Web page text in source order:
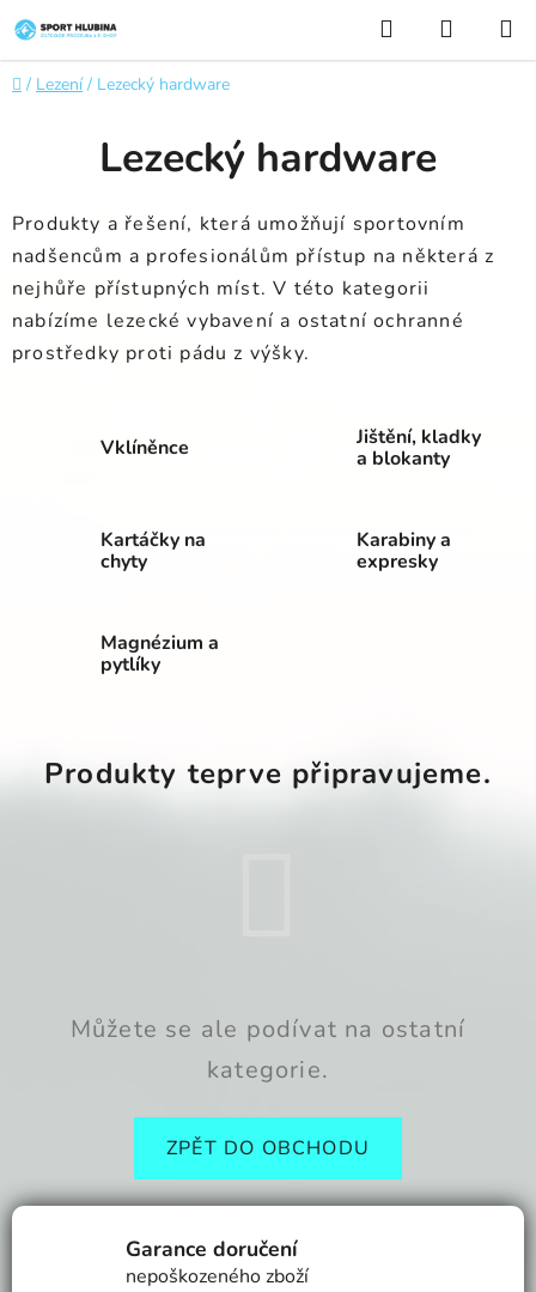
na
obsah
Hledat
KOŠÍK
Domů
/ Lezení / Lezecký hardware
Lezecký hardware
Produkty a řešení, která umožňují sportovním
nadšencům a profesionálům přístup na některá z
nejhůře přístupných míst. V této kategorii
nabízíme lezecké vybavení a ostatní ochranné
prostředky proti pádu z výšky.
Vklíněnce
Jištění, kladky
a blokanty
Kartáčky na
chyty
Karabiny a
expresky
Magnézium a
pytlíky
Produkty teprve připravujeme.
Můžete se ale podívat na ostatní
kategorie.
ZPĚT DO OBCHODU
Garance doručení
nepoškozeného zboží